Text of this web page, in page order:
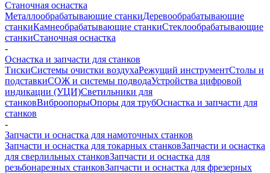
Станочная оснастка
Металлообрабатывающие станкиДеревообрабатывающие
станкиКамнеобрабатывающие станкиСтеклообрабатывающие
станкиСтаночная оснастка
-
Оснастка и запчасти для станков
ТискиСистемы очистки воздухаРежущий инструментСтолы и
подставкиСОЖ и системы подводаУстройства цифровой
индикации (УЦИ)Светильники для
станковВиброопорыОпоры для трубОснастка и запчасти для
станков
-
Запчасти и оснастка для намоточных станков
Запчасти и оснастка для токарных станковЗапчасти и оснастка
для сверлильных станковЗапчасти и оснастка для
резьбонарезных станковЗапчасти и оснастка для фрезерных